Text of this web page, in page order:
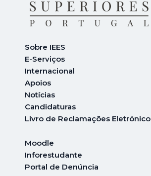
Sobre IEES
E-Serviços
Internacional
Apoios
Notícias
Candidaturas
Livro de Reclamações Eletrónico
Moodle
Inforestudante
Portal de Denúncia